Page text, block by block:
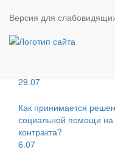
Версия для
Новости
29.07
Как принимается
социальной помощи на
контракта?
6.07